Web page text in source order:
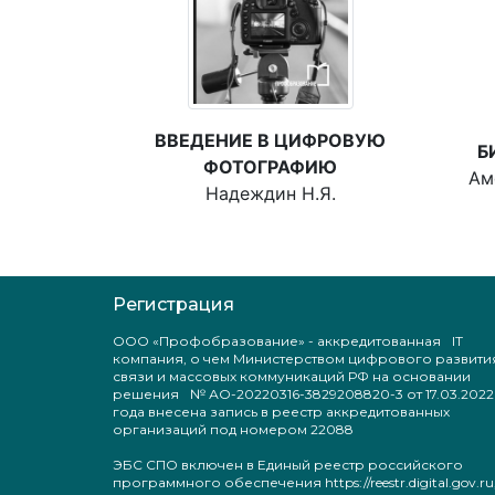
ВВЕДЕНИЕ В ЦИФРОВУЮ
ФОТОГРАФИЮ
Надеждин Н.Я.
Регистрация
ООО «Профобразование» - аккредитованная IT
компания, о чем Министерством цифрового
связи и массовых коммуникаций РФ на основании
решения № АО-20220316-3829208820-3 от 17.03.2022
года внесена запись в реестр аккредитованных
организаций под номером 22088
ЭБС СПО включен в Единый реестр российского
программного обеспечения https://reestr.digital.gov.ru,